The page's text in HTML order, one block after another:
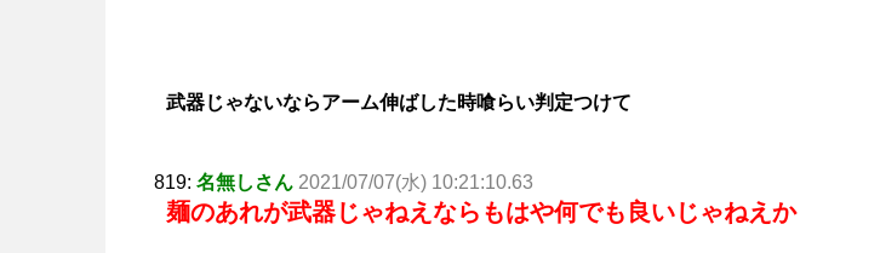
武器じゃないならアーム伸ばした時喰らい判定つけて
819: 名無しさん 2021/07/07(水) 10:21:10.63
麺のあれが武器じゃねえならもはや何でも良いじゃねえか